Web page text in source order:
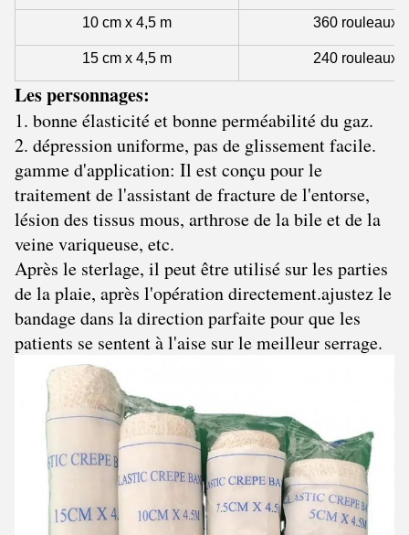
10 cm x 4,5 m 360 rouleaux
15 cm x 4,5 m 240 rouleaux
Les personnages:
1. bonne élasticité et bonne perméabilité du gaz.
2. dépression uniforme, pas de glissement facile.
gamme d'application: Il est conçu pour le
traitement de l'assistant de fracture de l'entorse,
lésion des tissus mous, arthrose de la bile et de la
veine variqueuse, etc.
Après le sterlage, il peut être utilisé sur les parties
de la plaie, après l'opération directement.ajustez le
bandage dans la direction parfaite pour que les
patients se sentent à l'aise sur le meilleur serrage.